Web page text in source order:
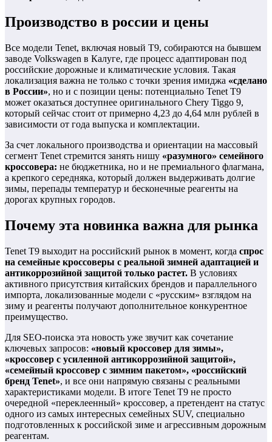
Производство в россии и цены
Все модели Tenet, включая новый T9, собираются на бывшем
заводе Volkswagen в Калуге, где процесс адаптирован под
российские дорожные и климатические условия. Такая
локализация важна не только с точки зрения имиджа «сделано
в России», но и с позиции цены: потенциально Tenet T9
может оказаться доступнее оригинального Chery Tiggo 9,
который сейчас стоит от примерно 4,23 до 4,64 млн рублей в
зависимости от года выпуска и комплектации.
За счет локального производства и ориентации на массовый
сегмент Tenet стремится занять нишу «разумного» семейного
кроссовера: не бюджетника, но и не премиального флагмана,
а крепкого середняка, который должен выдерживать долгие
зимы, перепады температур и бесконечные реагенты на
дорогах крупных городов.
Почему эта новинка важна для рынка
Tenet T9 выходит на российский рынок в момент, когда спрос
на семейные кроссоверы с реальной зимней адаптацией и
антикоррозийной защитой только растет. В условиях
активного присутствия китайских брендов и параллельного
импорта, локализованные модели с «русским» взглядом на
зиму и реагенты получают дополнительное конкурентное
преимущество.
Для SEO‑поиска эта новость уже звучит как сочетание
ключевых запросов: «новый кроссовер для зимы»,
«кроссовер с усиленной антикоррозийной защитой»,
«семейный кроссовер с зимним пакетом», «российский
бренд Tenet», и все они напрямую связаны с реальными
характеристиками модели. В итоге Tenet T9 не просто
очередной «переклеенный» кроссовер, а претендент на статус
одного из самых интересных семейных SUV, специально
подготовленных к российской зиме и агрессивным дорожным
реагентам.